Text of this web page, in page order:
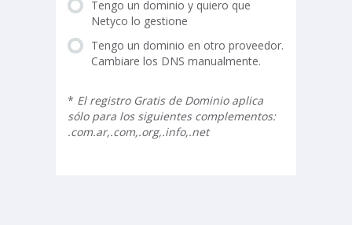
Tengo un dominio y quiero que
Netyco lo gestione
Tengo un dominio en otro proveedor.
Cambiare los DNS manualmente.
* El registro Gratis de Dominio aplica
sólo para los siguientes complementos:
.com.ar,.com,.org,.info,.net